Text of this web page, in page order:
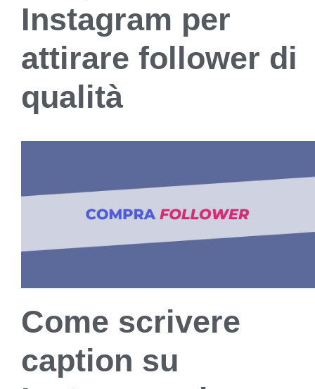
Instagram per
attirare follower di
qualità
Come scrivere
caption su